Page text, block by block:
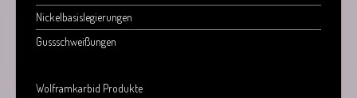
Nickelbasislegierungen
Gussschweißungen
Wolframkarbid Produkte